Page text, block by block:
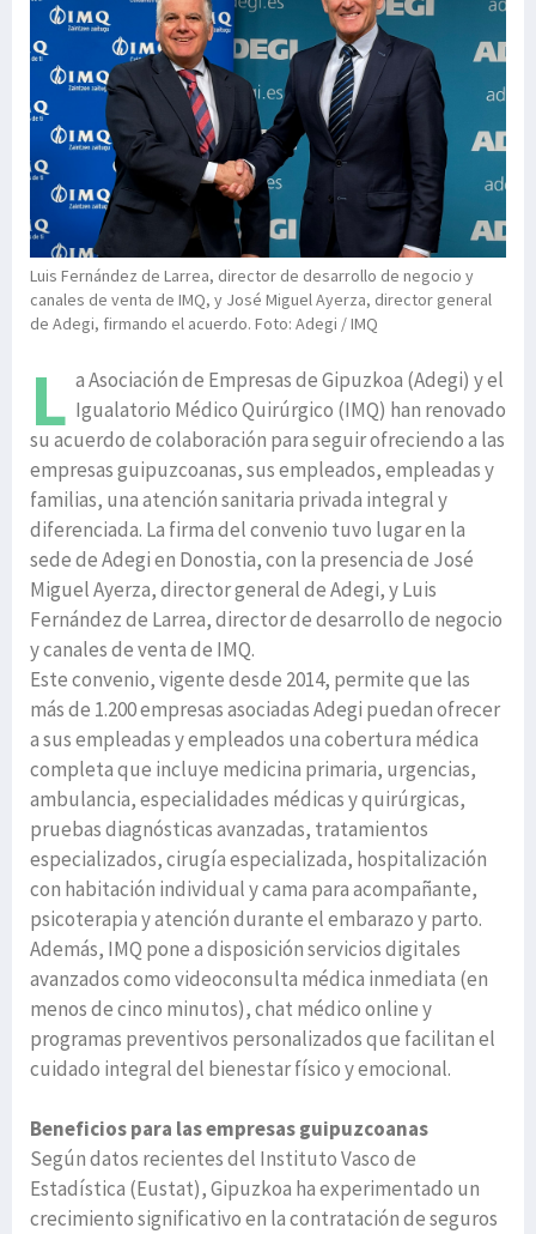
Luis Fernández de Larrea, director de desarrollo de negocio y
canales de venta de IMQ, y José Miguel Ayerza, director general
de Adegi, firmando el acuerdo. Foto: Adegi / IMQ
L a Asociación de Empresas de Gipuzkoa (Adegi) y el
Igualatorio Médico Quirúrgico (IMQ) han renovado
su acuerdo de colaboración para seguir ofreciendo a las
empresas guipuzcoanas, sus empleados, empleadas y
familias, una atención sanitaria privada integral y
diferenciada. La firma del convenio tuvo lugar en la
sede de Adegi en Donostia, con la presencia de José
Miguel Ayerza, director general de Adegi, y Luis
Fernández de Larrea, director de desarrollo de negocio
y canales de venta de IMQ.
Este convenio, vigente desde 2014, permite que las
más de 1.200 empresas asociadas Adegi puedan ofrecer
a sus empleadas y empleados una cobertura médica
completa que incluye medicina primaria, urgencias,
ambulancia, especialidades médicas y quirúrgicas,
pruebas diagnósticas avanzadas, tratamientos
especializados, cirugía especializada, hospitalización
con habitación individual y cama para acompañante,
psicoterapia y atención durante el embarazo y parto.
Además, IMQ pone a disposición servicios digitales
avanzados como videoconsulta médica inmediata (en
menos de cinco minutos), chat médico online y
programas preventivos personalizados que facilitan el
cuidado integral del bienestar físico y emocional.
Beneficios para las empresas guipuzcoanas
Según datos recientes del Instituto Vasco de
Estadística (Eustat), Gipuzkoa ha experimentado un
crecimiento significativo en la contratación de seguros